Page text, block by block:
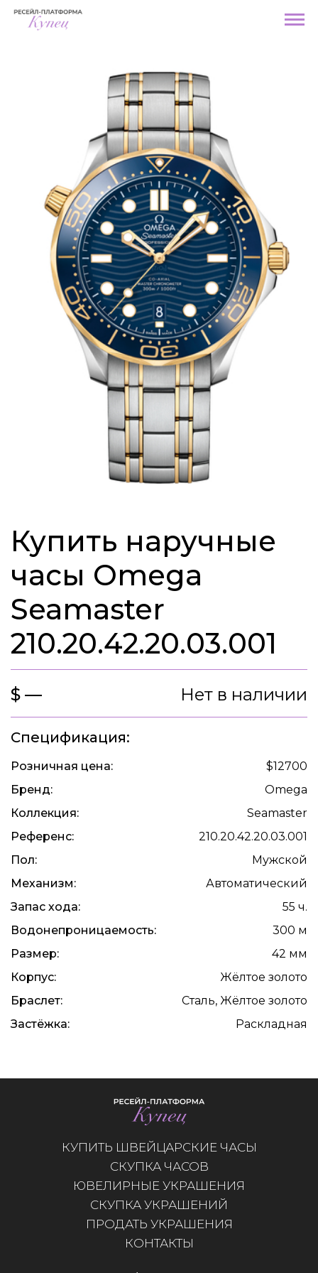
Купить наручные
часы Omega
Seamaster
210.20.42.20.03.001
$ — Нет в наличии
Спецификация:
Розничная цена:
$12700
Бренд:
Omega
Коллекция:
Seamaster
Референс:
210.20.42.20.03.001
Пол:
Мужской
Механизм:
Автоматический
Запас хода:
55 ч.
Водонепроницаемость:
300 м
Размер:
42 мм
Корпус:
Жёлтое золото
Браслет:
Сталь, Жёлтое золото
Застёжка:
Раскладная
КУПИТЬ ШВЕЙЦАРСКИЕ ЧАСЫ
СКУПКА ЧАСОВ
ЮВЕЛИРНЫЕ УКРАШЕНИЯ
СКУПКА УКРАШЕНИЙ
ПРОДАТЬ УКРАШЕНИЯ
КОНТАКТЫ